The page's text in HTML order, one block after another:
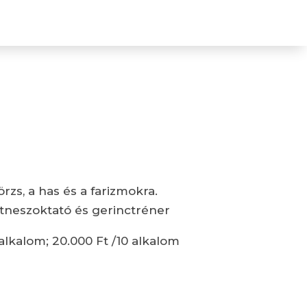
a has és a farizmokra.
és gerinctréner
20.000 Ft /10 alkalom